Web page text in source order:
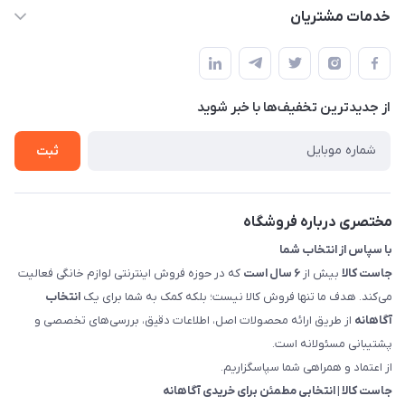
سمت چپ (فروشگاه صوتی عباسی) - "تحویل حضوری فقط با
هماهنگی"
لیست محصولات
حساب کاربری
تماس با ما
خدمات مشتریان
راهنما
پرسش های شما
شرایط و ضوابط گارانتی
روش های بازگرداندن کالا
از جدید‌ترین تخفیف‌ها با‌ خبر شوید
ثبت
مختصری درباره فروشگاه
با سپاس از انتخاب شما
جاست کالا بیش از ۶ سال است
که در حوزه فروش اینترنتی لوازم خانگی فعالیت
می‌کند. هدف ما تنها فروش کالا نیست؛ بلکه کمک به شما برای یک انتخاب
آگاهانه از طریق ارائه محصولات اصل، اطلاعات دقیق، بررسی‌های تخصصی و
پشتیبانی مسئولانه است.
از اعتماد و همراهی شما سپاسگزاریم.
جاست کالا | انتخابی مطمئن برای خریدی آگاهانه